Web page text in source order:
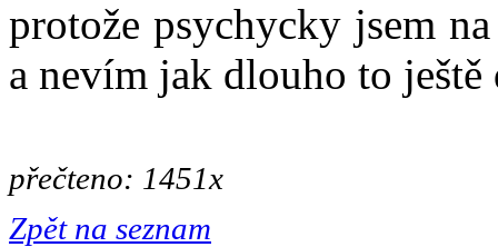
protože psychycky jsem
a nevím jak dlouho to ještě
přečteno: 1451x
Zpět na seznam